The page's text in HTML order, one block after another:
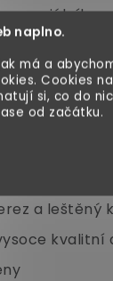
naplno.
má a
Cookies
si, co do
od začátku.
speciálního
koupelny
a leštěný
kvalitní